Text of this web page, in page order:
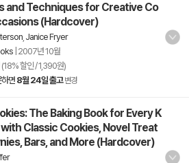
and Techniques for Creative Co
(Hardcover)
Janice Fryer
2007년 10월
(18% 할인 / 1,390원)
면8월 24일 출고 변경
The Baking Book for Every K
Classic Cookies, Novel Treat
Bars, and More (Hardcover)